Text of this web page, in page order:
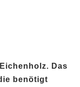
Das
benötigt